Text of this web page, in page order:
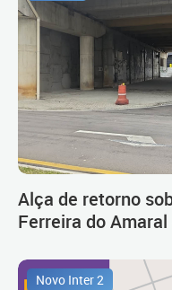
Alça de retorno
Ferreira do
Novo Inter 2